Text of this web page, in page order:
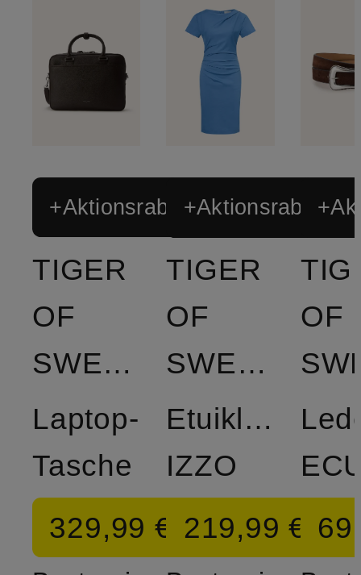
+Aktionsrabatt
TIGER
OF
SWEDEN
Laptop-
Tasche
329,99 €
+Aktionsrabatt
TIGER
OF
SWEDEN
Etuikleid
IZZO
219,99 €
OF